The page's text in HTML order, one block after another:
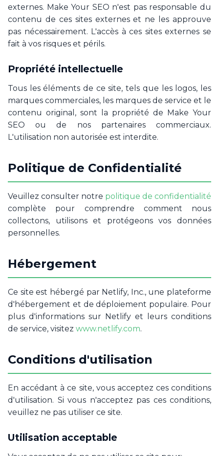
externes. Make Your SEO n'est pas responsable du
contenu de ces sites externes et ne les approuve
pas nécessairement. L'accès à ces sites externes se
fait à vos risques et périls.
Propriété intellectuelle
Tous les éléments de ce site, tels que les logos, les
marques commerciales, les marques de service et le
contenu original, sont la propriété de Make Your
SEO ou de nos partenaires commerciaux.
L'utilisation non autorisée est interdite.
Politique de Confidentialité
Veuillez consulter notre politique de confidentialité
complète pour comprendre comment nous
collectons, utilisons et protégeons vos données
personnelles.
Hébergement
Ce site est hébergé par Netlify, Inc., une plateforme
d'hébergement et de déploiement populaire. Pour
plus d'informations sur Netlify et leurs conditions
de service, visitez www.netlify.com.
Conditions d'utilisation
En accédant à ce site, vous acceptez ces conditions
d'utilisation. Si vous n'acceptez pas ces conditions,
veuillez ne pas utiliser ce site.
Utilisation acceptable